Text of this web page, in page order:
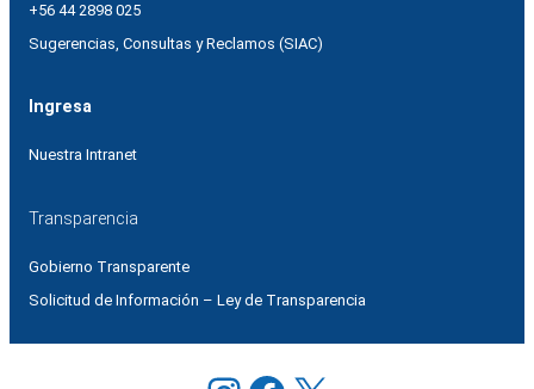
+56 44 2898 025
Sugerencias, Consultas y Reclamos (SIAC)
Ingresa
Nuestra Intranet
Transparencia
Gobierno Transparente
Solicitud de Información – Ley de Transparencia